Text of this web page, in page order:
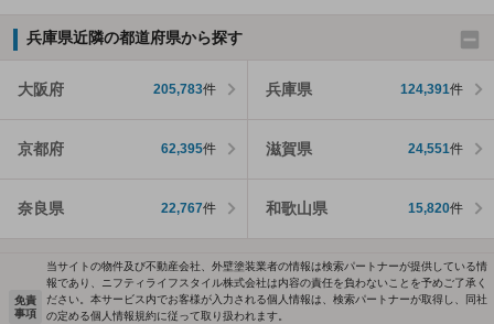
兵庫県近隣の都道府県から探す
大阪府 205,783件 兵庫県 124,391件
京都府 62,395件 滋賀県 24,551件
奈良県 22,767件 和歌山県 15,820件
免責
事項
当サイトの物件及び不動産会社、外壁塗装業者の情報は検索パートナーが提供している情
報であり、ニフティライフスタイル株式会社は内容の責任を負わないことを予めご了承く
ださい。本サービス内でお客様が入力される個人情報は、検索パートナーが取得し、同社
の定める個人情報規約に従って取り扱われます。